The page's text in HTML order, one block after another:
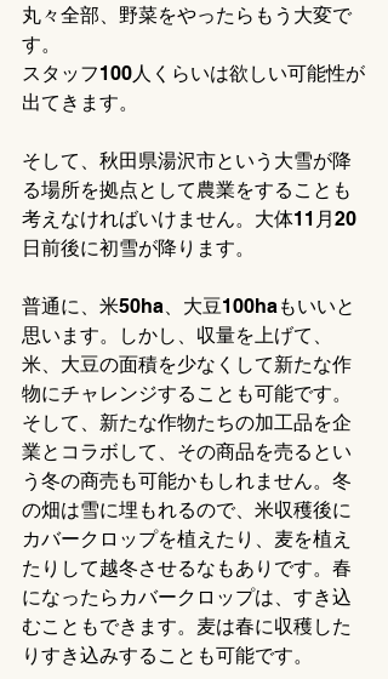
丸々全部、野菜をやったらもう大変で
す。
スタッフ100人くらいは欲しい可能性が
出てきます。
そして、秋田県湯沢市という大雪が降
る場所を拠点として農業をすることも
考えなければいけません。大体11月20
日前後に初雪が降ります。
普通に、米50ha、大豆100haもいいと
思います。しかし、収量を上げて、
米、大豆の面積を少なくして新たな作
物にチャレンジすることも可能です。
そして、新たな作物たちの加工品を企
業とコラボして、その商品を売るとい
う冬の商売も可能かもしれません。冬
の畑は雪に埋もれるので、米収穫後に
カバークロップを植えたり、麦を植え
たりして越冬させるなもありです。春
になったらカバークロップは、すき込
むこともできます。麦は春に収穫した
りすき込みすることも可能です。